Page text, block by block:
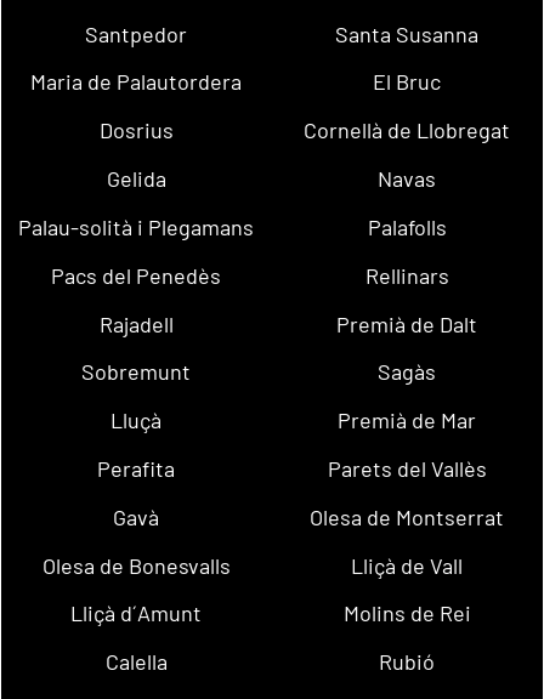
Santpedor
Santa Susanna
Maria de Palautordera
El Bruc
Dosrius
Cornellà de Llobregat
Gelida
Navas
Palau-solità i Plegamans
Palafolls
Pacs del Penedès
Rellinars
Rajadell
Premià de Dalt
Sobremunt
Sagàs
Lluçà
Premià de Mar
Perafita
Parets del Vallès
Gavà
Olesa de Montserrat
Olesa de Bonesvalls
Lliçà de Vall
Lliçà d´Amunt
Molins de Rei
Calella
Rubió